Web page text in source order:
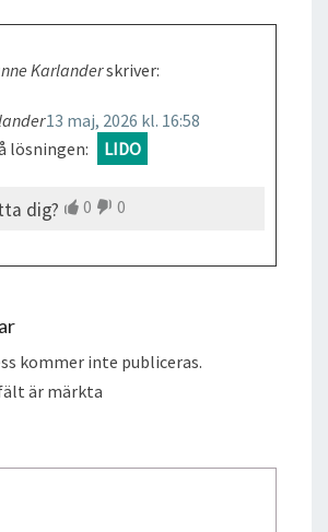
Karlanderskriver:
13 maj, 2026 kl. 16:58
lösningen:
LIDO
dig? 0
0
kommer inte publiceras.
är märkta